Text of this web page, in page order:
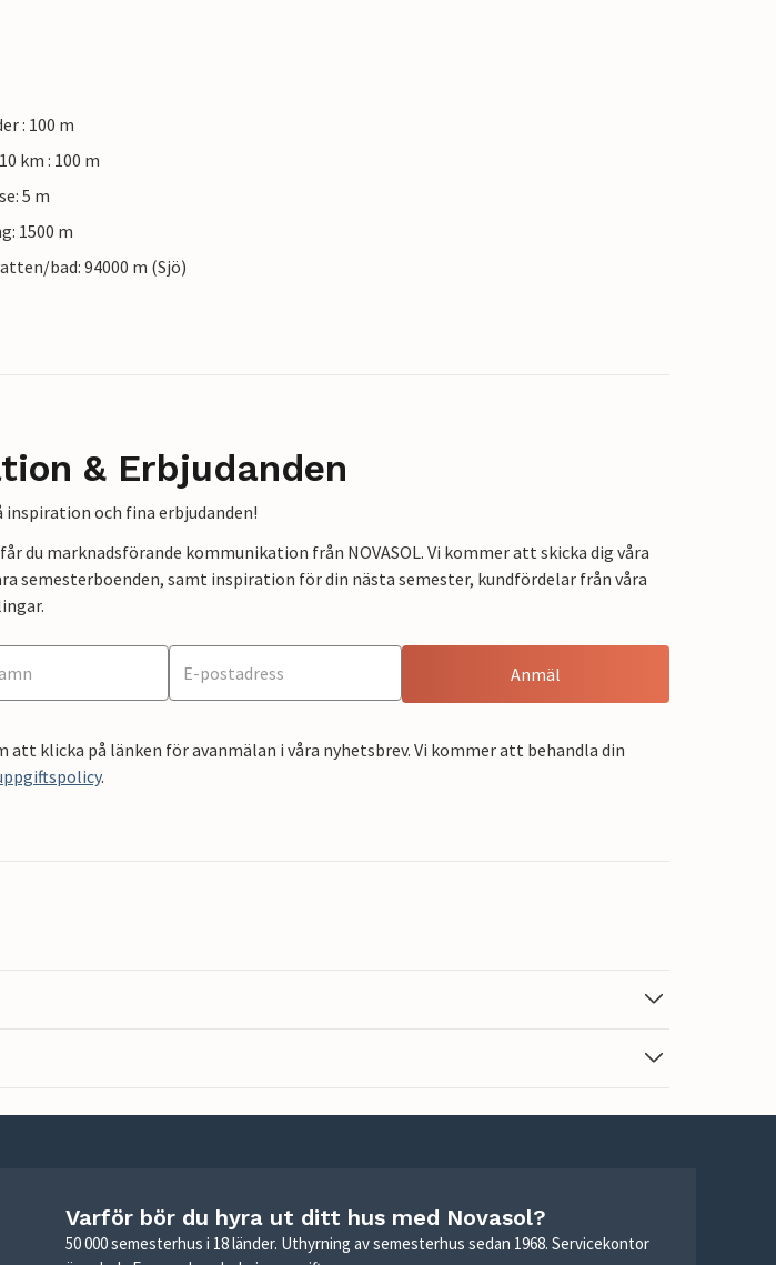
: 100 m
km : 100 m
5 m
1500 m
bad: 94000 m (Sjö)
& Erbjudanden
och fina erbjudanden!
du marknadsförande kommunikation från NOVASOL. Vi kommer att skicka dig våra
semesterboenden, samt inspiration för din nästa semester, kundfördelar från våra
Anmäl
att klicka på länken för avanmälan i våra nyhetsbrev. Vi kommer att behandla din
.
Varför bör du hyra ut ditt hus med Novasol?
50 000 semesterhus i 18 länder. Uthyrning av semesterhus sedan 1968. Servicekontor